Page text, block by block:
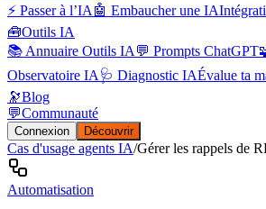
⚡ Passer à l’IA 🤖 Embaucher une IA
🧰Outils IA
📚 Annuaire Outils IA 💬 Prompts ChatGPT
Observatoire IA 🩺 Diagnostic IAÉvalue ta
🔭Blog
💬Communauté
Connexion Découvrir
Cas d'usage agents IA/Gérer les rappels de
Automatisation